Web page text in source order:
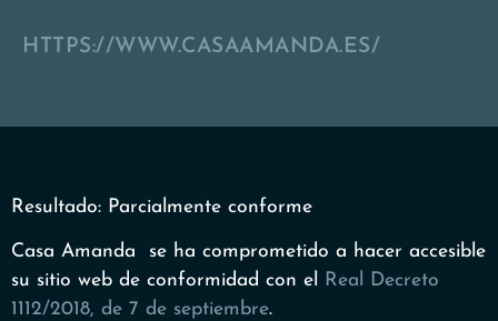
HTTPS://WWW.CASAAMANDA.ES/
Resultado: Parcialmente conforme
Casa Amanda se ha comprometido a hacer accesible
su sitio web de conformidad con el
Real Decreto
1112/2018, de 7 de septiembre.